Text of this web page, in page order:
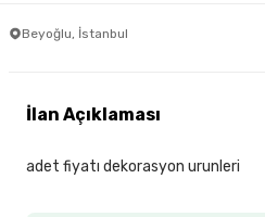
Beyoğlu, İstanbul
İlan Açıklaması
adet fiyatı dekorasyon urunleri